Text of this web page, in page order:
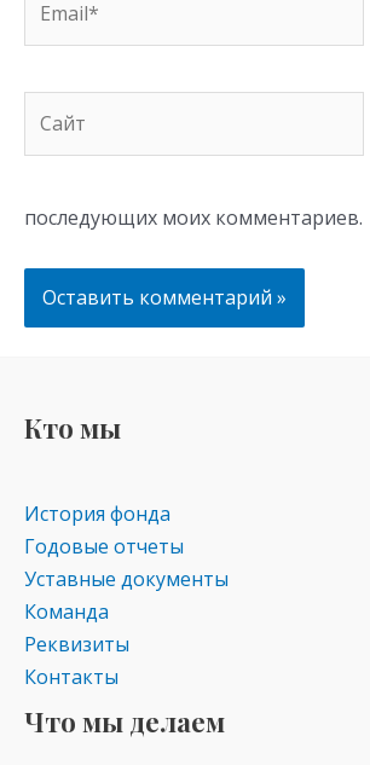
последующих моих комментариев.
Кто мы
История фонда
Годовые отчеты
Уставные документы
Команда
Реквизиты
Контакты
Что мы делаем